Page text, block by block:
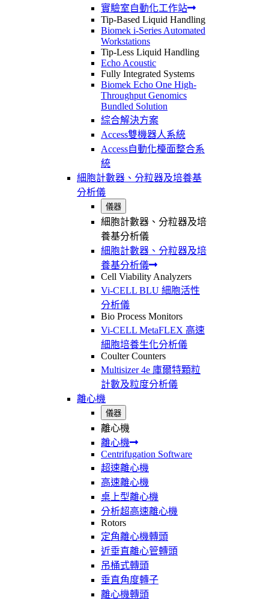
實驗室自動化工作站
Tip-Based Liquid Handling
Biomek i-Series Automated
Workstations
Tip-Less Liquid Handling
Echo Acoustic
Fully Integrated Systems
Biomek Echo One High-
Throughput Genomics
Bundled Solution
綜合解決方案
Access雙機器人系統
Access自動化檯面整合系
統
細胞計數器、分粒器及培養基
分析儀
儀器
細胞計數器、分粒器及培
養基分析儀
細胞計數器、分粒器及培
養基分析儀
Cell Viability Analyzers
Vi-CELL BLU 細胞活性
分析儀
Bio Process Monitors
Vi-CELL MetaFLEX 高速
細胞培養生化分析儀
Coulter Counters
Multisizer 4e 庫爾特顆粒
計數及粒度分析儀
離心機
儀器
離心機
離心機
Centrifugation Software
超速離心機
高速離心機
桌上型離心機
分析超高速離心機
Rotors
定角離心機轉頭
近垂直離心管轉頭
吊桶式轉頭
垂直角度轉子
離心機轉頭